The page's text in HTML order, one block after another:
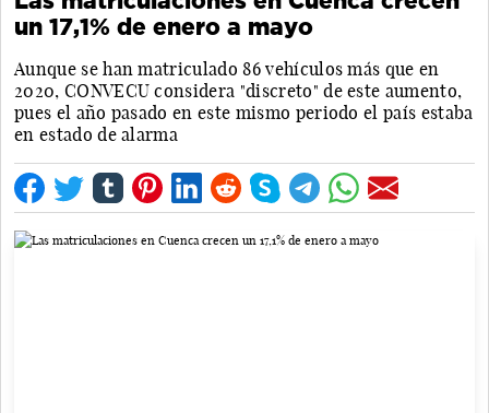
un 17,1% de enero a mayo
Aunque se han matriculado 86 vehículos más que en
2020, CONVECU considera "discreto" de este aumento,
pues el año pasado en este mismo periodo el país estaba
en estado de alarma